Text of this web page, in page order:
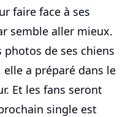
faire face à ses
semble aller mieux.
de ses chiens
a préparé dans le
Et les fans seront
single est